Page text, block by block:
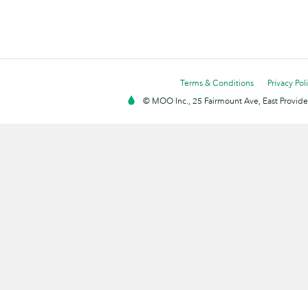
Terms & Conditions
Privacy
© MOO Inc., 25 Fairmount Ave, East